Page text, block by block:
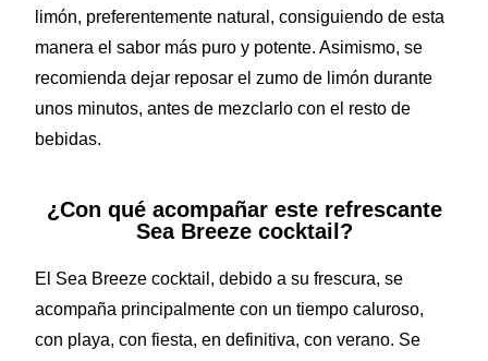
limón, preferentemente natural, consiguiendo de esta
manera el sabor más puro y potente. Asimismo, se
recomienda dejar reposar el zumo de limón durante
unos minutos, antes de mezclarlo con el resto de
bebidas.
¿Con qué acompañar este refrescante
Sea Breeze cocktail?
El Sea Breeze cocktail, debido a su frescura, se
acompaña principalmente con un tiempo caluroso,
con playa, con fiesta, en definitiva, con verano. Se